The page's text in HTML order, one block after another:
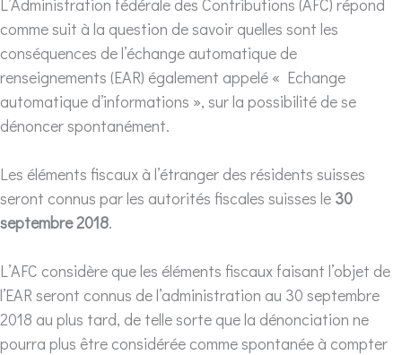
comme suit à la question de savoir quelles sont les
conséquences de l’échange automatique de
renseignements (EAR) également appelé « Echange
automatique d’informations », sur la possibilité de se
dénoncer spontanément.
Les éléments fiscaux à l’étranger des résidents suisses
seront connus par les autorités fiscales suisses le 30
septembre 2018.
L’AFC considère que les éléments fiscaux faisant l’objet de
l’EAR seront connus de l’administration au 30 septembre
2018 au plus tard, de telle sorte que la dénonciation ne
pourra plus être considérée comme spontanée à compter